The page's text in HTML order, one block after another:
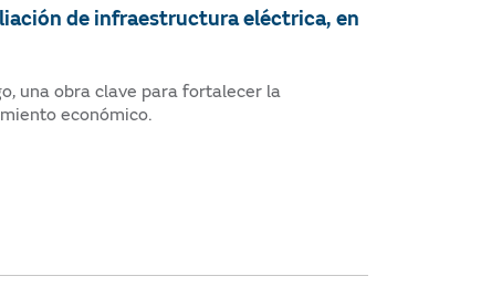
de infraestructura eléctrica, en
una obra clave para fortalecer la
económico.